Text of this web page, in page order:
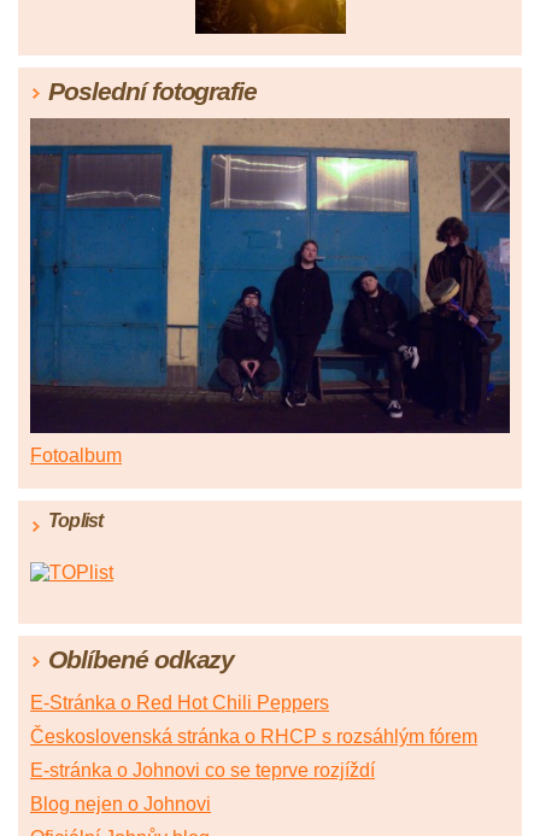
Poslední fotografie
Fotoalbum
Toplist
Oblíbené odkazy
E-Stránka o Red Hot Chili Peppers
Československá stránka o RHCP s rozsáhlým fórem
E-stránka o Johnovi co se teprve rozjíždí
Blog nejen o Johnovi